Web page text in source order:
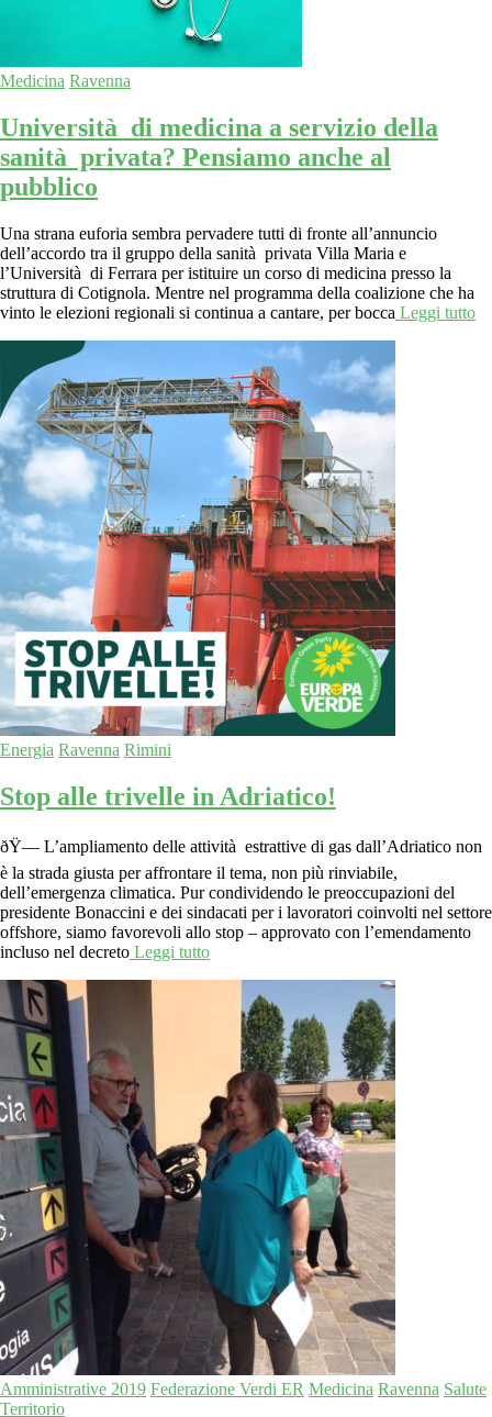
Medicina Ravenna
Università di medicina a servizio della
sanità privata? Pensiamo anche al
pubblico
Una strana euforia sembra pervadere tutti di fronte all’annuncio
dell’accordo tra il gruppo della sanità privata Villa Maria e
l’Università di Ferrara per istituire un corso di medicina presso la
struttura di Cotignola. Mentre nel programma della coalizione che ha
vinto le elezioni regionali si continua a cantare, per bocca Leggi tutto
Energia Ravenna Rimini
Stop alle trivelle in Adriatico!
ðŸ— L’ampliamento delle attività estrattive di gas dall’Adriatico non
è la strada giusta per affrontare il tema, non più rinviabile,
dell’emergenza climatica. Pur condividendo le preoccupazioni del
presidente Bonaccini e dei sindacati per i lavoratori coinvolti nel settore
offshore, siamo favorevoli allo stop – approvato con l’emendamento
incluso nel decreto Leggi tutto
Amministrative 2019 Federazione Verdi ER Medicina Ravenna Salute
Territorio